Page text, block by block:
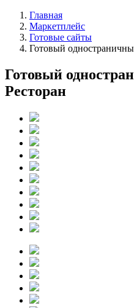
Главная
Маркетплейс
Готовые сайты
Готовый
Готовый
Ресторан